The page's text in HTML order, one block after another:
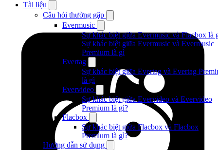
Tài liệu
Câu hỏi thường gặp
Evermusic
Sự khác biệt giữa Evermusic và Flacbox là
Sự khác biệt giữa Evermusic và Evermusic
Premium là gì
Evertag
Sự khác biệt giữa Evertag và Evertag
là gì
Evervideo
Sự khác biệt giữa Evervideo và Evervideo
Premium là gì?
Flacbox
Sự khác biệt giữa Flacbox và Flacbox
Premium là gì?
Hướng dẫn sử dụng